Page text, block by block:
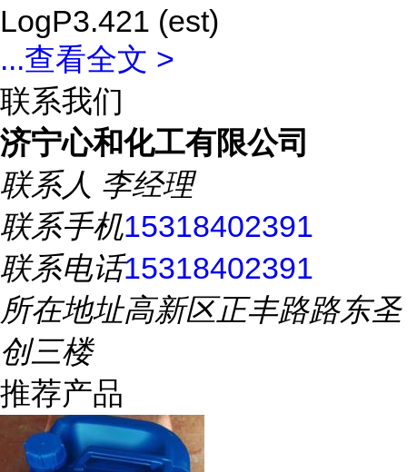
LogP3.421 (est)
...查看全文 >
联系我们
济宁心和化工有限公司
联系人 李经理
联系手机15318402391
联系电话15318402391
所在地址高新区正丰路路东圣
创三楼
推荐产品